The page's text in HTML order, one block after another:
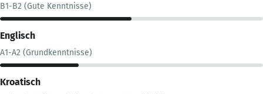
B1-B2 (Gute Kenntnisse)
Englisch
A1-A2 (Grundkenntnisse)
Kroatisch